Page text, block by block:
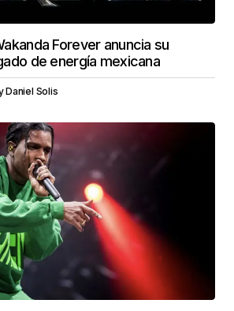
Forever anuncia su
de energía mexicana
Daniel Solis